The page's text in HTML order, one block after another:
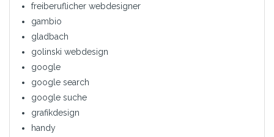
freiberuflicher webdesigner
gambio
gladbach
golinski webdesign
google
google search
google suche
grafikdesign
handy